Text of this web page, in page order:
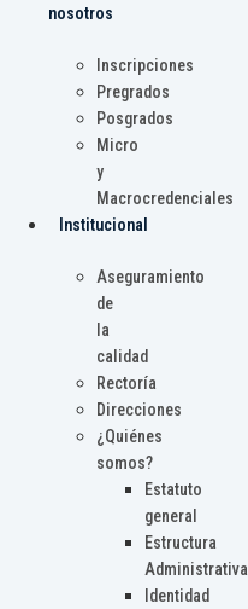
nosotros
Inscripciones
Pregrados
Posgrados
Micro
y
Macrocredenciales
Institucional
Aseguramiento
de
la
calidad
Rectoría
Direcciones
¿Quiénes
somos?
Estatuto
general
Estructura
Administrativa
Identidad